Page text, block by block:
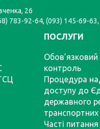
26
783-92-64, (093) 145-69-
ПОСЛУГИ
Обов’язковий
контроль
Процедура
доступу до
державного
транспортних
Часті питання